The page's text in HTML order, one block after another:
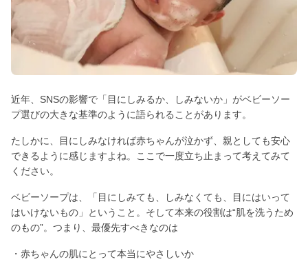
近年、SNSの影響で「目にしみるか、しみないか」がベビーソー
プ選びの大きな基準のように語られることがあります。
たしかに、目にしみなければ赤ちゃんが泣かず、親としても安心
できるように感じますよね。ここで一度立ち止まって考えてみて
ください。
ベビーソープは、「目にしみても、しみなくても、目にはいって
はいけないもの」ということ。そして本来の役割は“肌を洗うため
のもの”。つまり、最優先すべきなのは
・赤ちゃんの肌にとって本当にやさしいか